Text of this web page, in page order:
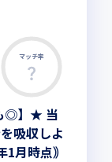
マッチ率
◎】★ 当
吸収しよ
月時点｠